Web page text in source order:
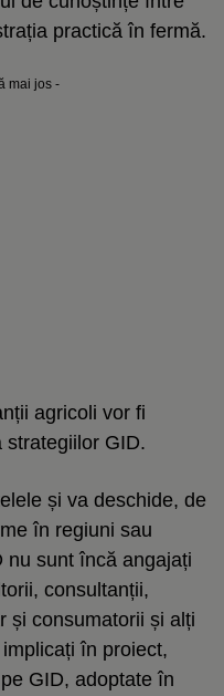
practică în fermă.
mai jos -
agricoli vor fi
strategiilor GID.
și va deschide, de
în regiuni sau
nu sunt încă angajați
consultanții,
și consumatorii și alți
în proiect,
GID, adoptate în